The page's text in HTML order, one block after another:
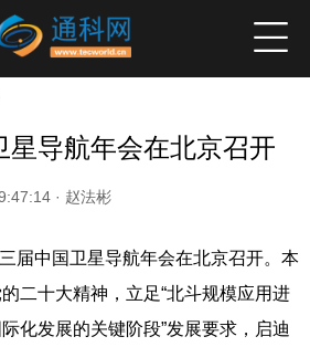
业资讯 企业新品 高端访谈
星导航年会在北京召开
· 赵法彬
届中国卫星导航年会在北京召开。本
二十大精神，立足“北斗规模应用进
化发展的关键阶段”发展要求，启迪